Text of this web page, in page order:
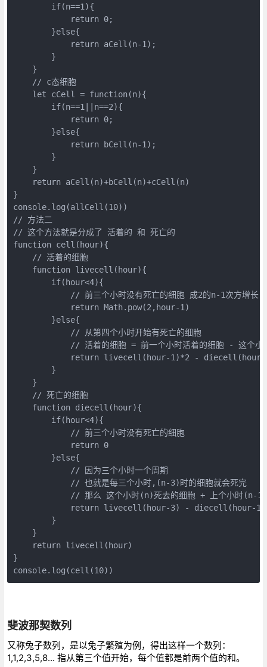
if(n==1 ){
return 0;
        }
else{
return aCell(n-1 );
        }
    }
// c态细胞
let cCell = function(n){
if(n==1 ||n==2){
return 0;
        }
else{
return bCell(n-1 );
        }
    }
return aCell(n)+bCell(n)+cCell(n)
console.log(allCell(10
// 方法二
// 这个方法就是分成了 活着的 和 死亡的
function cell (hour){
// 活着的细胞
function livecell (hour){
if(hour<4){
// 前三个小时没有死亡的细胞 成2的n-1次方增长
return Math.pow(2 ,hour-1 )
        }
else{
// 从第四个小时开始有死亡的细胞
// 活着的细胞 = 前一个小时活着的细胞 - 这个小
return livecell(hour-1 )*2 - diecell(hour)
        }
    }
// 死亡的细胞
function diecell (hour){
if(hour<4){
// 前三个小时没有死亡的细胞
return 0
        }
else{
// 因为三个小时一个周期
// 也就是每三个小时,(n-3)时的细胞就会死完
// 那么 这个小时(n)死去的细胞 + 上个小时(n-
return livecell(hour-3) - diecell(hour-1
        }
    }
return livecell(hour)
console.log(cell(10))
斐波那契数列
又称兔子数列，是以兔子繁殖为例，得出这样一个数列：
1,1,2,3,5,8... 指从第三个值开始，每个值都是前两个值的和。